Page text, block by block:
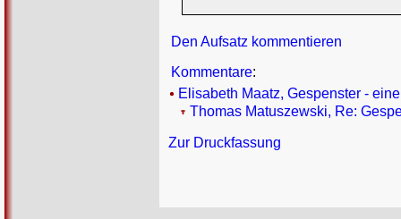
Den Aufsatz kommentieren
Kommentare:
Elisabeth Maatz, Gespenster -
Thomas Matuszewski, Re:
Zur Druckfassung